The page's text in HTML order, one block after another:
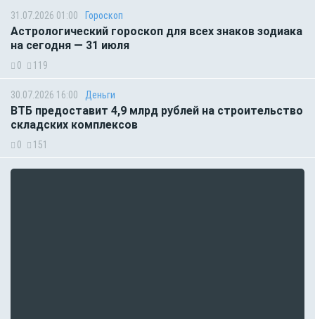
31.07.2026 01:00 Гороскоп
Астрологический гороскоп для всех знаков зодиака
на сегодня — 31 июля
0 119
30.07.2026 16:00 Деньги
ВТБ предоставит 4,9 млрд рублей на строительство
складских комплексов
0 151